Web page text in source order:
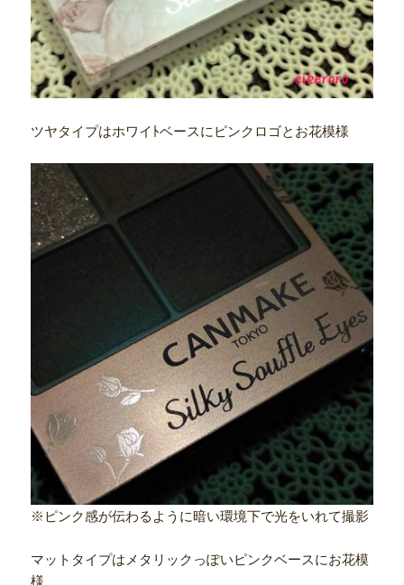
ツヤタイプはホワイﾄベースにピンクロゴとお花模様
※ピンク感が伝わるように暗い環境下で光をいれて撮影
マットタイプはメタリックっぽいピンクベースにお花模
様